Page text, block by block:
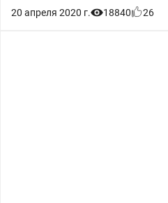
20 апреля 2020 г. 18840 26